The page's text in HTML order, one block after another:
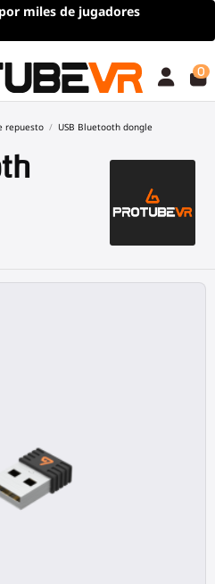
miles de jugadores
0
repuesto USB Bluetooth dongle